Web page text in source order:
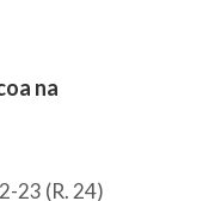
na
23 (R. 24)